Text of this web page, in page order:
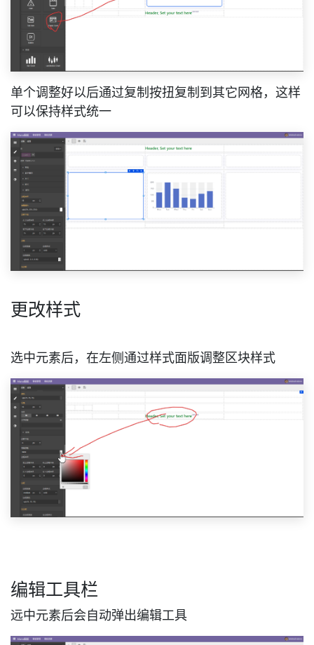
单个调整好以后通过复制按扭复制到其它网格，这样
可以保持样式统一
更改样式
选中元素后，在左侧通过样式面版调整区块样式
编辑工具栏
远中元素后会自动弹出编辑工具